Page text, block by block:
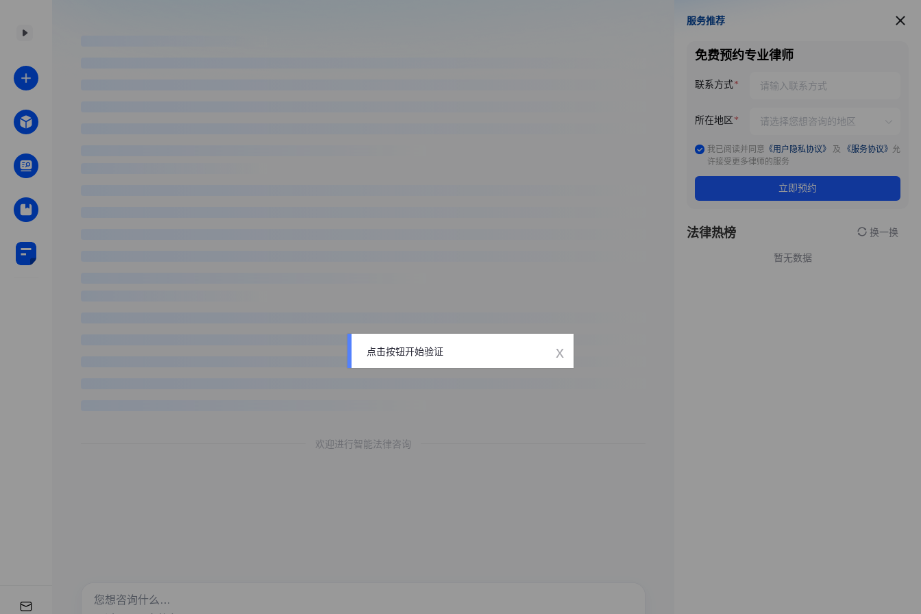
欢迎进行智能法律咨询
服务推荐
服务推荐
免费预约专业律师
联系方式
所在地区
我已阅读并同意 《用户隐私协议》 及 《服务协议》 允
许接受更多律师的服务
立即预约
法律热榜 换一换
暂无数据
点击按钮开始验证 x